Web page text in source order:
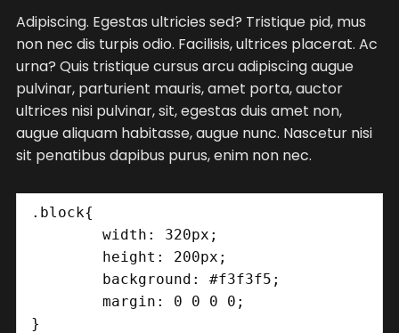
Adipiscing. Egestas ultricies sed? Tristique pid, mus
non nec dis turpis odio. Facilisis, ultrices placerat. Ac
urna? Quis tristique cursus arcu adipiscing augue
pulvinar, parturient mauris, amet porta, auctor
ultrices nisi pulvinar, sit, egestas duis amet non,
augue aliquam habitasse, augue nunc. Nascetur nisi
sit penatibus dapibus purus, enim non nec.
.block{
}